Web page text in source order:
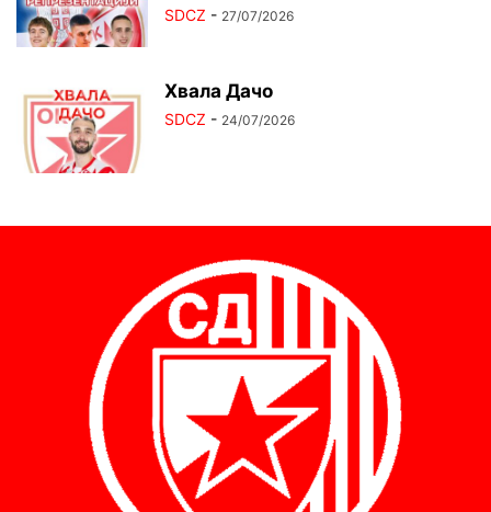
SDCZ - 27/07/2026
Хвала Дачо
SDCZ - 24/07/2026